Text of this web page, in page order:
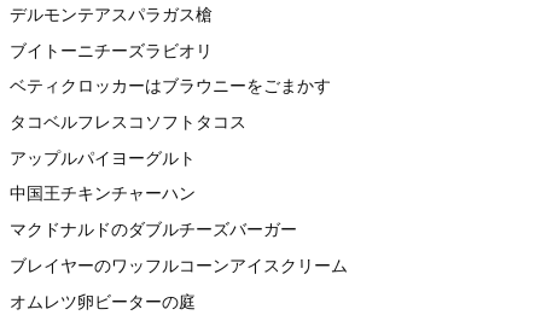
デルモンテアスパラガス槍
ブイトーニチーズラビオリ
ベティクロッカーはブラウニーをごまかす
タコベルフレスコソフトタコス
アップルパイヨーグルト
中国王チキンチャーハン
マクドナルドのダブルチーズバーガー
ブレイヤーのワッフルコーンアイスクリーム
オムレツ卵ビーターの庭